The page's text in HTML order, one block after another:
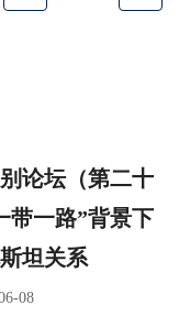
论坛（第二十
一路”背景下
坦关系
08